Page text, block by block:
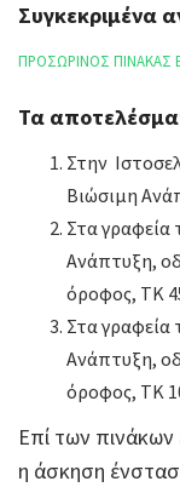
Συγκεκριμένα
ΠΡΟΣΩΡΙΝΟΣ ΠΙΝΑΚΑΣ
Τα
Στην
Βιώσιμη
Στα γραφεία
Ανάπτυξη,
όροφος, ΤΚ
Στα γραφεία
Ανάπτυξη,
όροφος, ΤΚ
Επί των πινάκων
η άσκηση